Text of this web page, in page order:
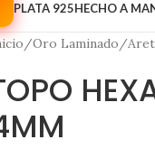
PLATA 925HECHO A
/Oro Laminado/